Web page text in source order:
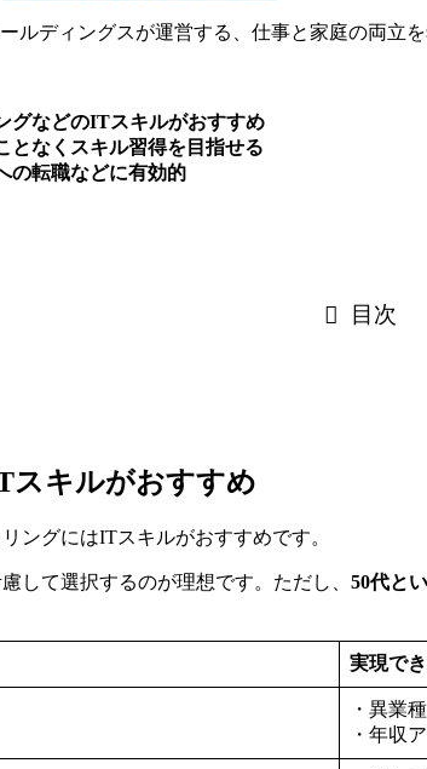
ルディングスが運営する、仕事と家庭の両立
グなどのITスキルがおすすめ
となくスキル習得を目指せる
の転職などに有効的
目次
スキルがおすすめ
ングにはITスキルがおすすめです。
して選択するのが理想です。ただし、 50代と
実現で
・異業
・年収